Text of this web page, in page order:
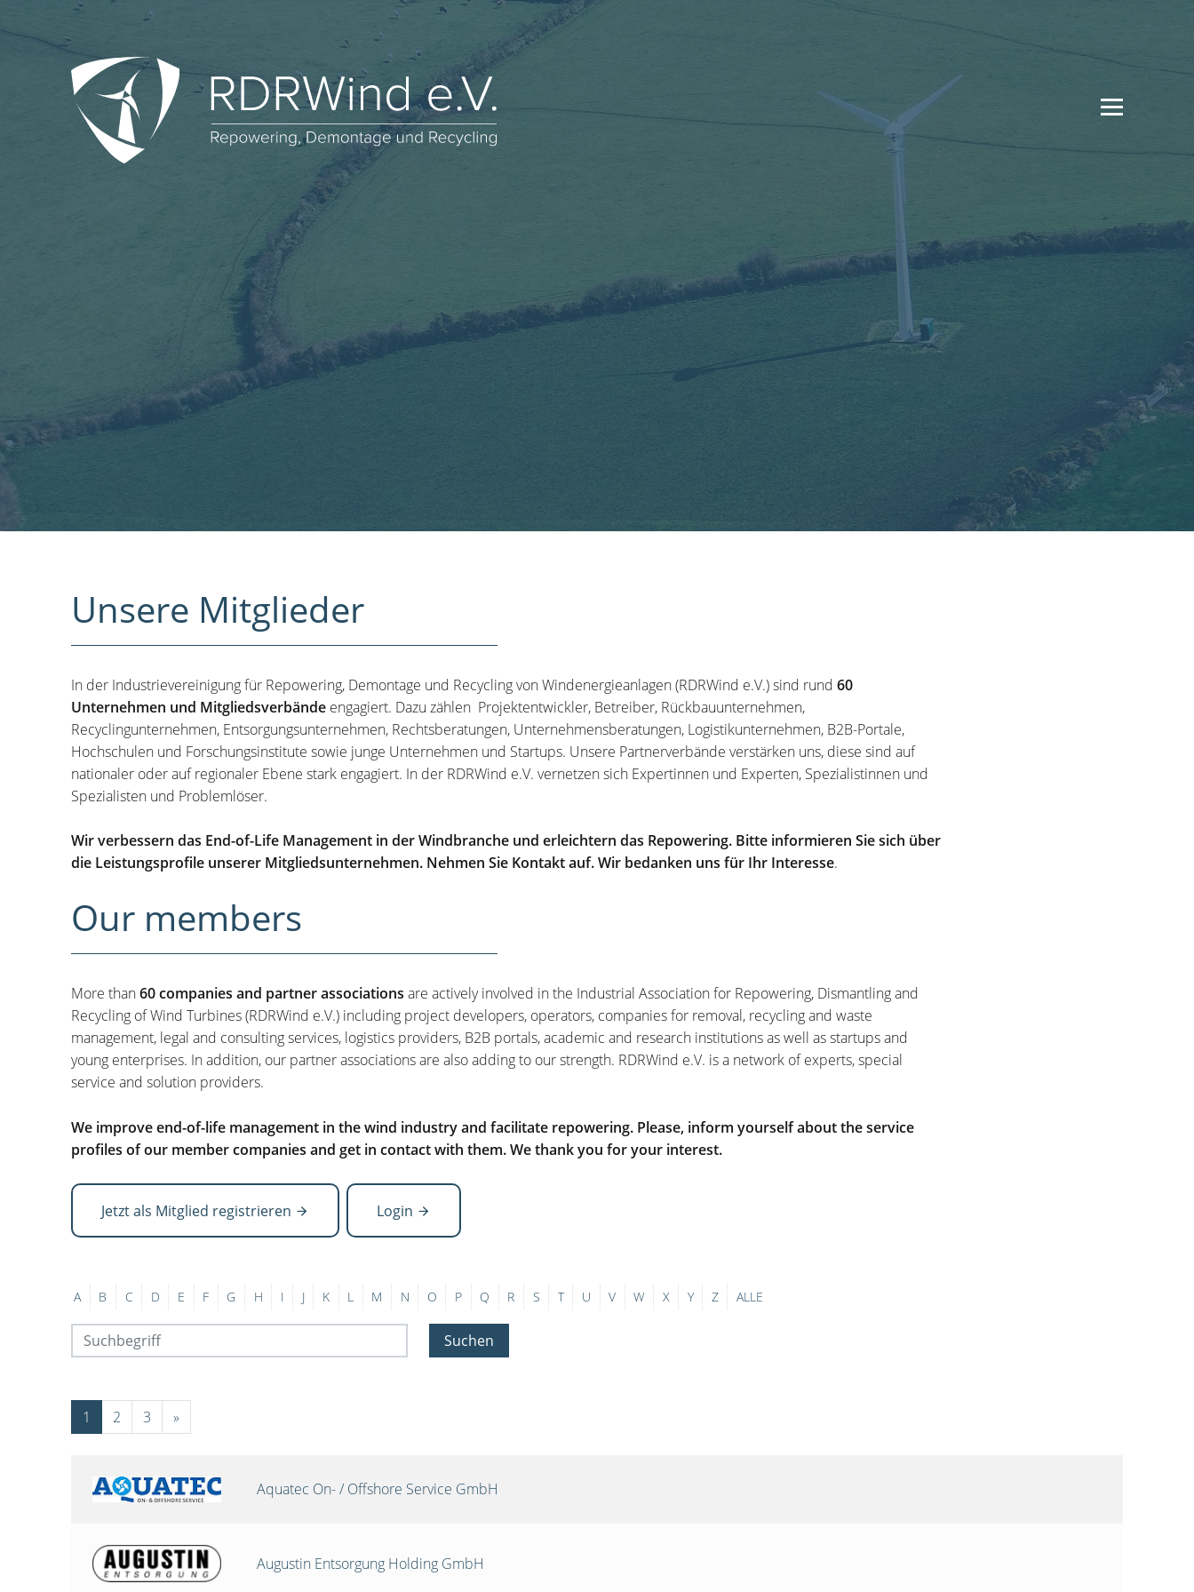
Unsere Mitglieder
In der Industrievereinigung für Repowering, Demontage und Recycling von Windenergieanlagen (RDRWind e.V.) sind rund 60
Unternehmen und Mitgliedsverbände engagiert. Dazu zählen Projektentwickler, Betreiber, Rückbauunternehmen,
Recyclingunternehmen, Entsorgungsunternehmen, Rechtsberatungen, Unternehmensberatungen, Logistikunternehmen, B2B-Portale,
Hochschulen und Forschungsinstitute sowie junge Unternehmen und Startups. Unsere Partnerverbände verstärken uns, diese sind auf
nationaler oder auf regionaler Ebene stark engagiert. In der RDRWind e.V. vernetzen sich Expertinnen und Experten, Spezialistinnen und
Spezialisten und Problemlöser.
Wir verbessern das End-of-Life Management in der Windbranche und erleichtern das Repowering. Bitte informieren Sie sich über
die Leistungsprofile unserer Mitgliedsunternehmen. Nehmen Sie Kontakt auf. Wir bedanken uns für Ihr Interesse.
Our members
More than60 companies and partner associations are actively involved in the Industrial Association for Repowering, Dismantling and
Recycling of Wind Turbines (RDRWind e.V.) including project developers, operators, companies for removal, recycling and waste
management, legal and consulting services, logistics providers, B2B portals, academic and research institutions as well as startups and
young enterprises. In addition, our partner associations are also adding to our strength. RDRWind e.V. is a network of experts, special
service and solution providers.
We improve end-of-life management in the wind industry and facilitate repowering. Please, inform yourself about the service
profiles of our member companies and get in contact with them. We thank you for your interest.
Jetzt als Mitglied registrieren Login
A B C D E F G H I J K L M N O P Q R S T U V W X Y Z ALLE
Suchen
1 2 3 »
Aquatec On- / Offshore Service GmbH
Augustin Entsorgung Holding GmbH